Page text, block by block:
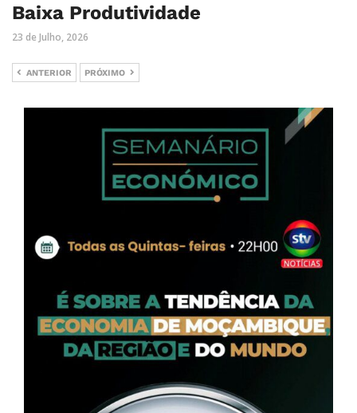
Baixa Produtividade
23 de Julho, 2026
ANTERIOR PRÓXIMO